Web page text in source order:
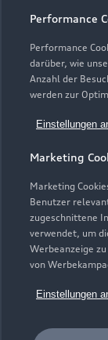
Performance
Performance
darüber, wie
Anzahl der
werden zur
Einstellungen
Marketing
Marketing
Benutzer
zugeschnittene
verwendet, um
Werbeanzeige
von
Einstellungen
Elektromodelle
Plug-in-Hybride
Service &
Saisonale
Audi Services
Garantie
Audi digital
myAudi
Support
Audi Code
Häufige Fragen
Audi Online
Online-
Servicekontakt
Über Audi
Unternehmen
Karriere
Investor
© 2026 AUDI
Impressum
Cookie-Richtlinie